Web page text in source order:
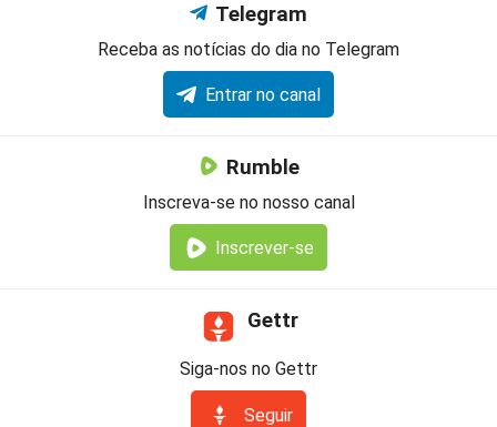
Telegram
Receba as notícias do dia no Telegram
Entrar no canal
Rumble
Inscreva-se no nosso canal
Inscrever-se
Gettr
Siga-nos no Gettr
Seguir